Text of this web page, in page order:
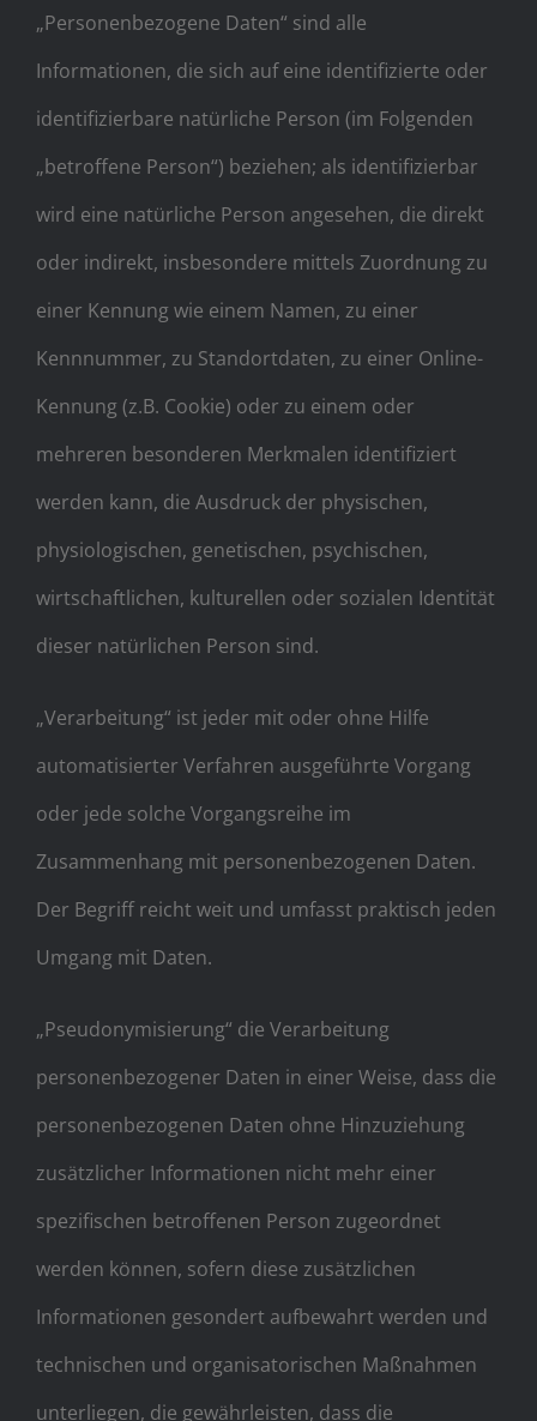
„Personenbezogene Daten“ sind alle
Informationen, die sich auf eine identifizierte oder
identifizierbare natürliche Person (im Folgenden
„betroffene Person“) beziehen; als identifizierbar
wird eine natürliche Person angesehen, die direkt
oder indirekt, insbesondere mittels Zuordnung zu
einer Kennung wie einem Namen, zu einer
Kennnummer, zu Standortdaten, zu einer Online-
Kennung (z.B. Cookie) oder zu einem oder
mehreren besonderen Merkmalen identifiziert
werden kann, die Ausdruck der physischen,
physiologischen, genetischen, psychischen,
wirtschaftlichen, kulturellen oder sozialen Identität
dieser natürlichen Person sind.
„Verarbeitung“ ist jeder mit oder ohne Hilfe
automatisierter Verfahren ausgeführte Vorgang
oder jede solche Vorgangsreihe im
Zusammenhang mit personenbezogenen Daten.
Der Begriff reicht weit und umfasst praktisch jeden
Umgang mit Daten.
„Pseudonymisierung“ die Verarbeitung
personenbezogener Daten in einer Weise, dass die
personenbezogenen Daten ohne Hinzuziehung
zusätzlicher Informationen nicht mehr einer
spezifischen betroffenen Person zugeordnet
werden können, sofern diese zusätzlichen
Informationen gesondert aufbewahrt werden und
technischen und organisatorischen Maßnahmen
unterliegen, die gewährleisten, dass die